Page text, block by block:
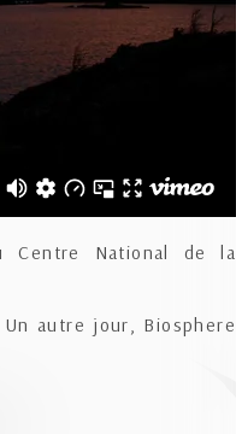
Centre National de la
Un autre jour, Biosphere